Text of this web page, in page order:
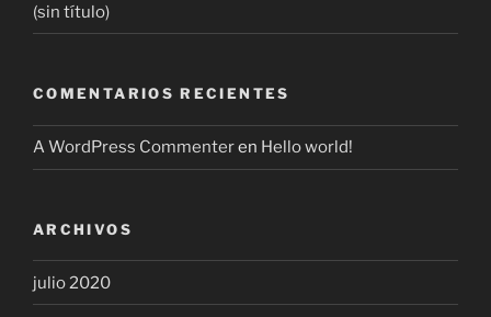
(sin título)
COMENTARIOS RECIENTES
A WordPress Commenteren Hello world!
ARCHIVOS
julio 2020